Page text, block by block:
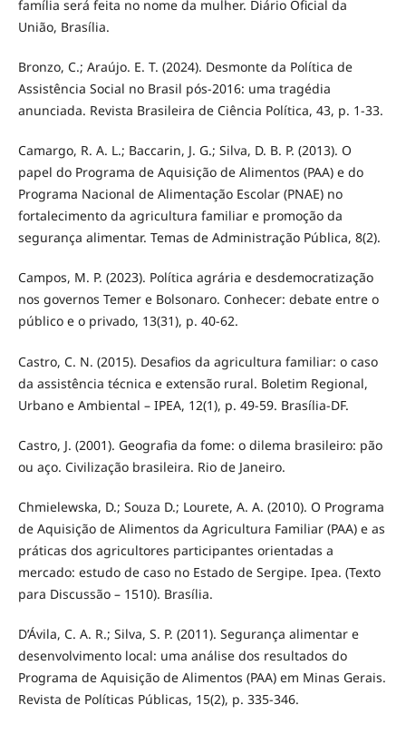
família será feita no nome da mulher. Diário Oficial da
União, Brasília.
Bronzo, C.; Araújo. E. T. (2024). Desmonte da Política de
Assistência Social no Brasil pós-2016: uma tragédia
anunciada. Revista Brasileira de Ciência Política, 43, p. 1-33.
Camargo, R. A. L.; Baccarin, J. G.; Silva, D. B. P. (2013). O
papel do Programa de Aquisição de Alimentos (PAA) e do
Programa Nacional de Alimentação Escolar (PNAE) no
fortalecimento da agricultura familiar e promoção da
segurança alimentar. Temas de Administração Pública, 8(2).
Campos, M. P. (2023). Política agrária e desdemocratização
nos governos Temer e Bolsonaro. Conhecer: debate entre o
público e o privado, 13(31), p. 40-62.
Castro, C. N. (2015). Desafios da agricultura familiar: o caso
da assistência técnica e extensão rural. Boletim Regional,
Urbano e Ambiental – IPEA, 12(1), p. 49-59. Brasília-DF.
Castro, J. (2001). Geografia da fome: o dilema brasileiro: pão
ou aço. Civilização brasileira. Rio de Janeiro.
Chmielewska, D.; Souza D.; Lourete, A. A. (2010). O Programa
de Aquisição de Alimentos da Agricultura Familiar (PAA) e as
práticas dos agricultores participantes orientadas a
mercado: estudo de caso no Estado de Sergipe. Ipea. (Texto
para Discussão – 1510). Brasília.
D’Ávila, C. A. R.; Silva, S. P. (2011). Segurança alimentar e
desenvolvimento local: uma análise dos resultados do
Programa de Aquisição de Alimentos (PAA) em Minas Gerais.
Revista de Políticas Públicas, 15(2), p. 335-346.